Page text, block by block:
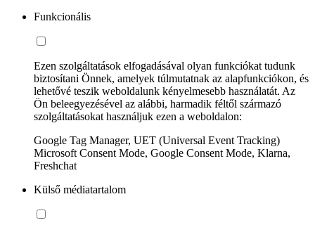
Funkcionális
Ezen szolgáltatások elfogadásával olyan funkciókat tudunk
biztosítani Önnek, amelyek túlmutatnak az alapfunkciókon, és
lehetővé teszik weboldalunk kényelmesebb használatát. Az
Ön beleegyezésével az alábbi, harmadik féltől származó
szolgáltatásokat használjuk ezen a weboldalon:
Google Tag Manager, UET (Universal Event Tracking)
Microsoft Consent Mode, Google Consent Mode, Klarna,
Freshchat
Külső médiatartalom